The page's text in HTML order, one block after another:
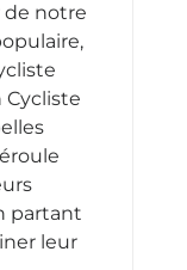
de notre
Cycliste
partant
leur